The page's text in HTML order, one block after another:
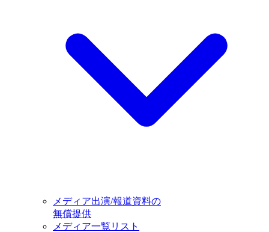
メディア出演/報道資料の
無償提供
メディア一覧リスト